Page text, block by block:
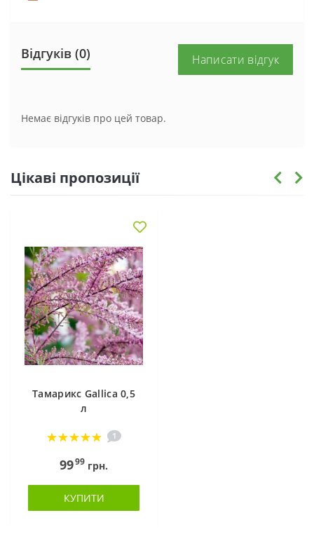
Відгуків (0) Написати відгук
Немає відгуків про цей товар.
Цікаві пропозиції
Тамарикс Gallica 0,5
л
1
9999 грн.
КУПИТИ